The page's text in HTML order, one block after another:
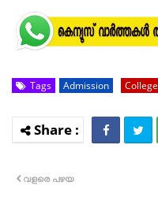
Tags Admission College
വളരെ പഴയ